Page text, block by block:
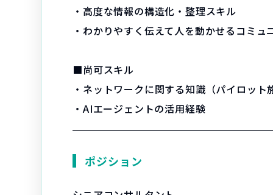
・高度な情報の構造化・整理スキル
・わかりやすく伝えて人を動かせるコミュ
■尚可スキル
・ネットワークに関する知識（パイロッ
・AIエージェントの活用経験
ポジション